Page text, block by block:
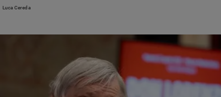
Cinema,
streaming
solo nelle mani dei privati.
Luca Cereda